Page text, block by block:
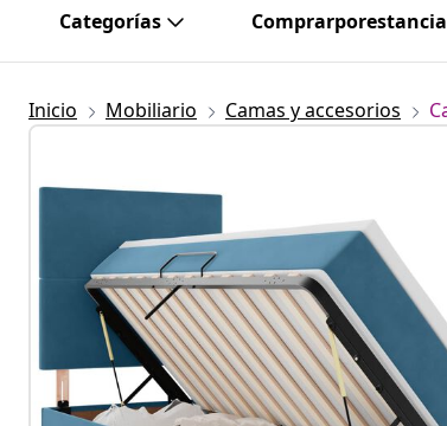
Categorías Comprarporestancia
Inicio Mobiliario Camas y accesorios